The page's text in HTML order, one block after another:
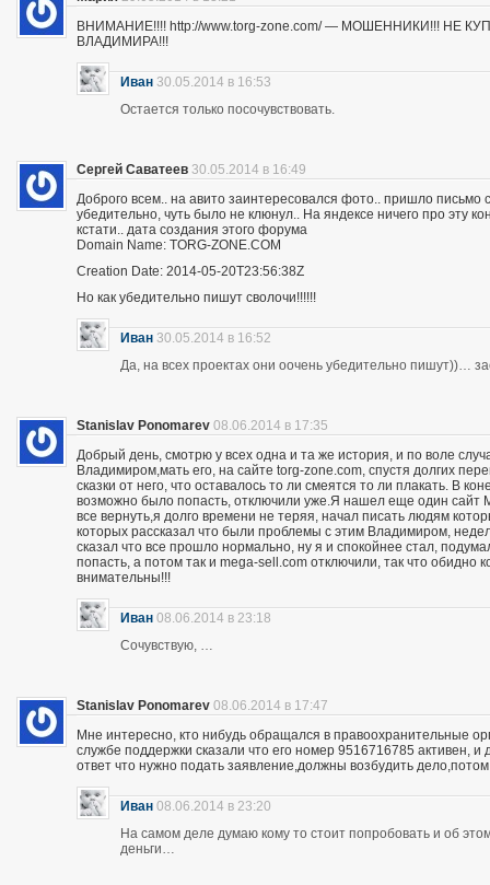
ВНИМАНИЕ!!!! http://www.torg-zone.com/ — МОШЕННИКИ!!! НЕ
ВЛАДИМИРА!!!
Иван 30.05.2014 в 16:53
Остается только посочувствовать.
Сергей Саватеев 30.05.2014 в 16:49
Доброго всем.. на авито заинтересовался фото.. пришло
убедительно, чуть было не клюнул.. На яндексе ничего про
кстати.. дата создания этого форума
Domain Name: TORG-ZONE.COM
Creation Date: 2014-05-20T23:56:38Z
Но как убедительно пишут сволочи!!!!!!
Иван 30.05.2014 в 16:52
Да, на всех проектах они оочень убедительно пишут))…
Stanislav Ponomarev 08.06.2014 в 17:35
Добрый день, смотрю у всех одна и та же история, и по воле
Владимиром,мать его, на сайте torg-zone.com, спустя долгих
сказки от него, что оставалось то ли смеятся то ли плакать. В
возможно было попасть, отключили уже.Я нашел еще один
все вернуть,я долго времени не теряя, начал писать людям
которых рассказал что были проблемы с этим Владимиром,
сказал что все прошло нормально, ну я и спокойнее стал,
попасть, а потом так и mega-sell.com отключили, так что обидно
внимательны!!!
Иван 08.06.2014 в 23:18
Сочувствую, …
Stanislav Ponomarev 08.06.2014 в 17:47
Мне интересно, кто нибудь обращался в правоохранительные
службе поддержки сказали что его номер 9516716785 активен,
ответ что нужно подать заявление,должны возбудить
Иван 08.06.2014 в 23:20
На самом деле думаю кому то стоит попробовать и об
деньги…